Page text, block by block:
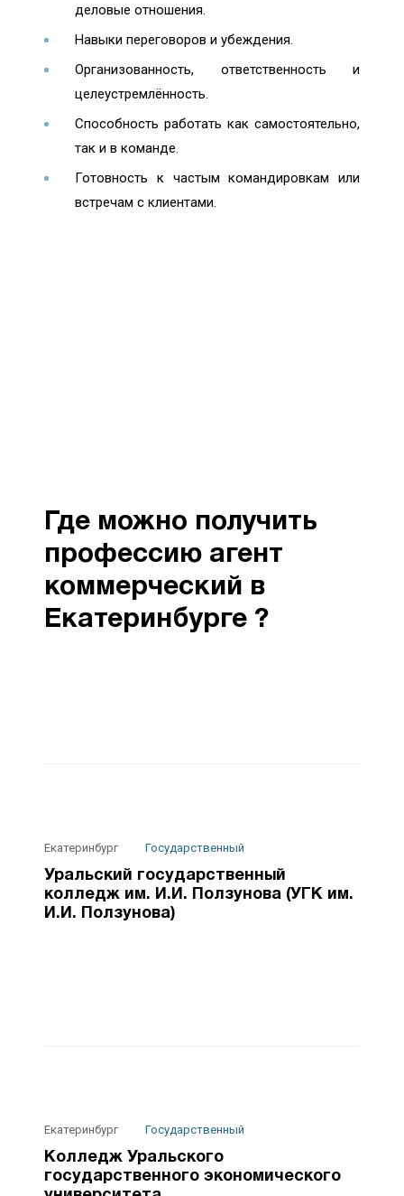
деловые отношения.
Навыки переговоров и убеждения.
Организованность, ответственность и
целеустремлённость.
Способность работать как самостоятельно,
так и в команде.
Готовность к частым командировкам или
встречам с клиентами.
Где можно получить
профессию агент
коммерческий в
Екатеринбурге ?
Екатеринбург Государственный
Уральский государственный
колледж им. И.И. Ползунова (УГК им.
И.И. Ползунова)
Екатеринбург Государственный
Колледж Уральского
государственного экономического